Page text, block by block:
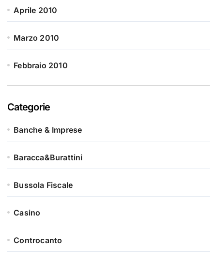
Aprile 2010
Marzo 2010
Febbraio 2010
Categorie
Banche & Imprese
Baracca&Burattini
Bussola Fiscale
Casino
Controcanto